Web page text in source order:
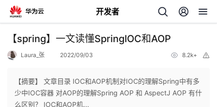
开发者
返
【spring】一文读懂SpringIOC和AOP
Laura_张 2022/09/03 8.2k+
【摘要】 文章目录 IOC和AOP机制对IOC的理解Spring中有多
少中IOC容器 对AOP的理解Spring AOP 和 AspectJ AOP 有什
么区别？ IOC和AOP机...